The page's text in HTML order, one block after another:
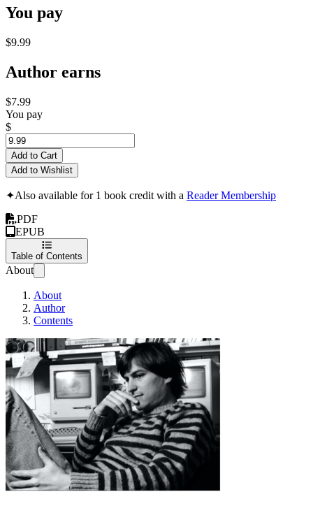
You pay
$9.99
Author earns
$7.99
You pay
$
Add to Cart
Add to Wishlist
✦Also available for 1 book credit with a Reader Membership
PDF
EPUB
Table of Contents
About
About
Author
Contents